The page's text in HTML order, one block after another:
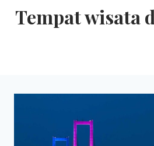
Tempat wisata